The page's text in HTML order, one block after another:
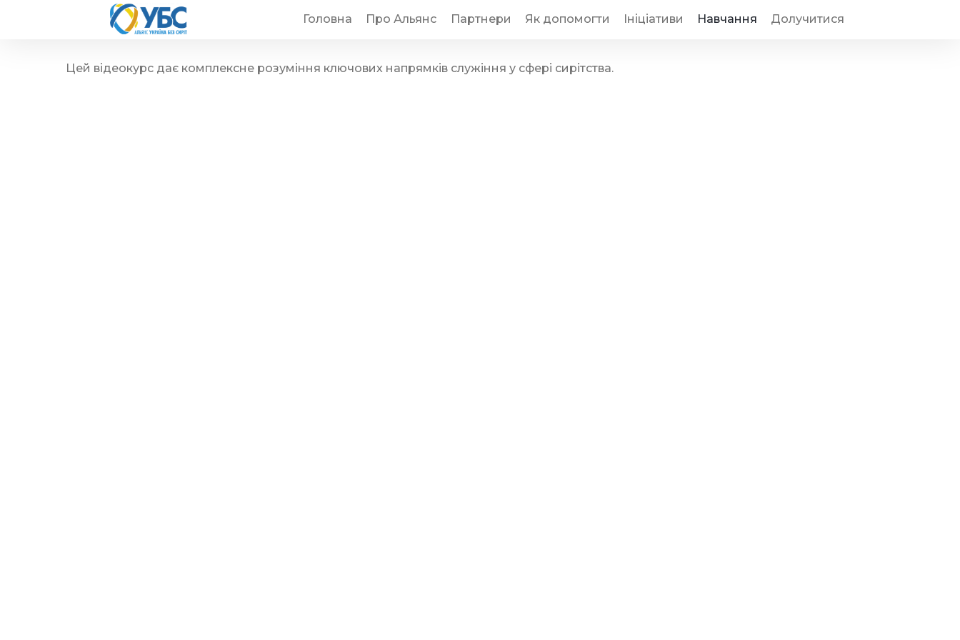
Головна Про Альянс Партнери Як допомогти Ініціативи Навчання Долучитися
Цей відеокурс дає комплексне розуміння ключових напрямків служіння у сфері сирітства.